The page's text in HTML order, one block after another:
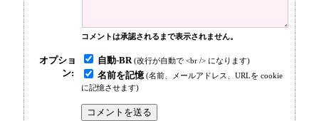
コメントは承認されるまで表示されません。
オプショ
ン:
自動-BR (改行が自動で <br /> になります)
名前を記憶 (名前、メールアドレス、URLを cookie
に記憶させます)